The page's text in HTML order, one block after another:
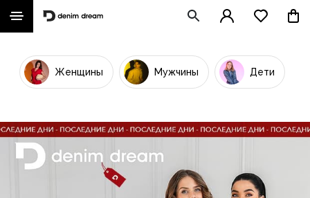
Женщины Мужчины Дети